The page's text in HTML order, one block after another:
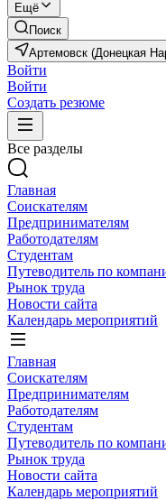
Ещё
Поиск
Артемовск (Донецкая
Войти
Войти
Создать резюме
Все разделы
Главная
Соискателям
Предпринимателям
Работодателям
Студентам
Путеводитель по
Рынок труда
Новости сайта
Календарь мероприятий
Главная
Соискателям
Предпринимателям
Работодателям
Студентам
Путеводитель по
Рынок труда
Новости сайта
Календарь мероприятий